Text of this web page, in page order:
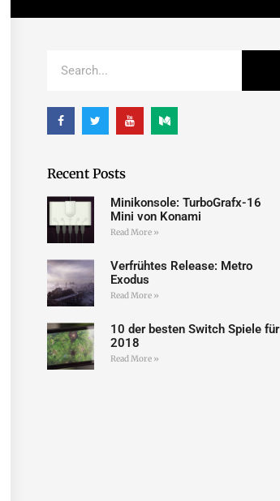
Recent Posts
Minikonsole: TurboGrafx-16
Mini von Konami
Read More »
Verfrühtes Release: Metro
Exodus
Read More »
10 der besten Switch Spiele für
2018
Read More »